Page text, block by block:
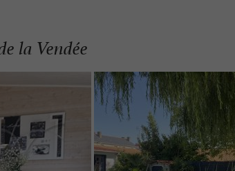
la Vendée